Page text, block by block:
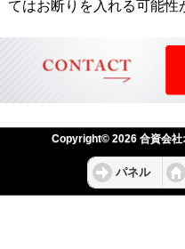
てはお断りを入れる可能性
Copyright© 2026 合資会
パネル